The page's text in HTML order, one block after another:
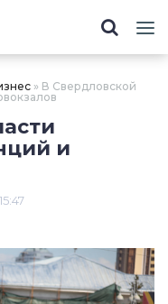
» В Свердловской
и